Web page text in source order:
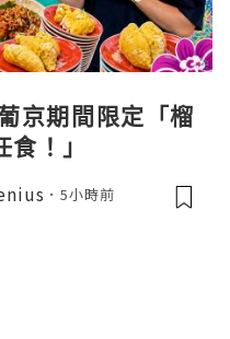
京期間限定「榴
！」
5小時前